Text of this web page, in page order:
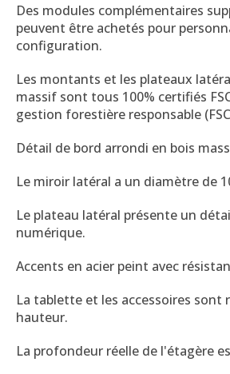
Des modules complémentaires
peuvent être achetés pour
configuration.
Les montants et les plateaux
massif sont tous 100% certifiés
gestion forestière responsable
Détail de bord arrondi en bois
Le miroir latéral a un diamètre de
Le plateau latéral présente un
numérique.
Accents en acier peint avec
La tablette et les accessoires sont
hauteur.
La profondeur réelle de l'étagère